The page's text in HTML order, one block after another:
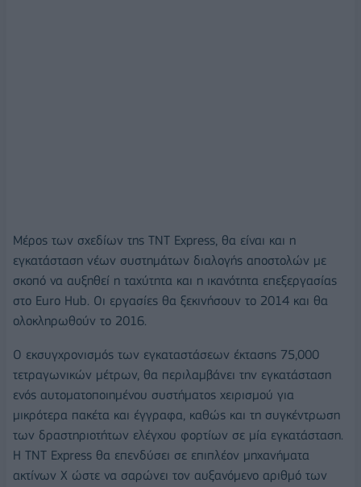
Μέρος των σχεδίων της ΤΝΤ Express, θα είναι και η
εγκατάσταση νέων συστημάτων διαλογής αποστολών με
σκοπό να αυξηθεί η ταχύτητα και η ικανότητα επεξεργασίας
στο Euro Hub. Οι εργασίες θα ξεκινήσουν το 2014 και θα
ολοκληρωθούν το 2016.
Ο εκσυγχρονισμός των εγκαταστάσεων έκτασης 75,000
τετραγωνικών μέτρων, θα περιλαμβάνει την εγκατάσταση
ενός αυτοματοποιημένου συστήματος χειρισμού για
μικρότερα πακέτα και έγγραφα, καθώς και τη συγκέντρωση
των δραστηριοτήτων ελέγχου φορτίων σε μία εγκατάσταση.
Η TNT Express θα επενδύσει σε επιπλέον μηχανήματα
ακτίνων Χ ώστε να σαρώνει τον αυξανόμενο αριθμό των